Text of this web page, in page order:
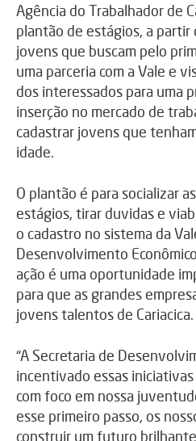
Agência do Trabalhador de
plantão de estágios, a partir
jovens que buscam pelo
uma parceria com a Vale e
dos interessados para uma
inserção no mercado de
cadastrar jovens que
idade.
O plantão é para socializar
estágios, tirar duvidas e
o cadastro no sistema da
Desenvolvimento
ação é uma oportunidade
para que as grandes
jovens talentos de Cariacica.
“A Secretaria de
incentivado essas
com foco em nossa
esse primeiro passo, os
construir um futuro